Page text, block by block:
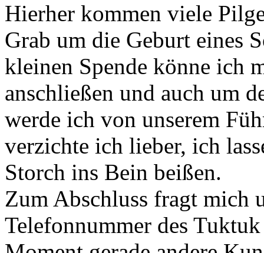
Hierher kommen viele
Grab um die Geburt eines
kleinen Spende könne ich
anschließen und auch um
werde ich von unserem
verzichte ich lieber, ich
Storch ins Bein beißen.
Zum Abschluss fragt mich
Telefonnummer des